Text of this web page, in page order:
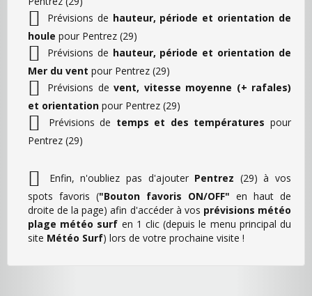
Prévisions de hauteur, période et orientation de
houle pour Pentrez (29)
Prévisions de hauteur, période et orientation de
Mer du vent pour Pentrez (29)
Prévisions devent, vitesse moyenne (+ rafales)
et orientation pour Pentrez (29)
Prévisions de temps et des températures pour
Pentrez (29)
Enfin, n'oubliez pas d'ajouter Pentrez (29) à vos
spots favoris ("Bouton favoris ON/OFF" en haut de
droite de la page) afin d'accéder à vos prévisions météo
plage météo surf en 1 clic (depuis le menu principal du
site Météo Surf) lors de votre prochaine visite !